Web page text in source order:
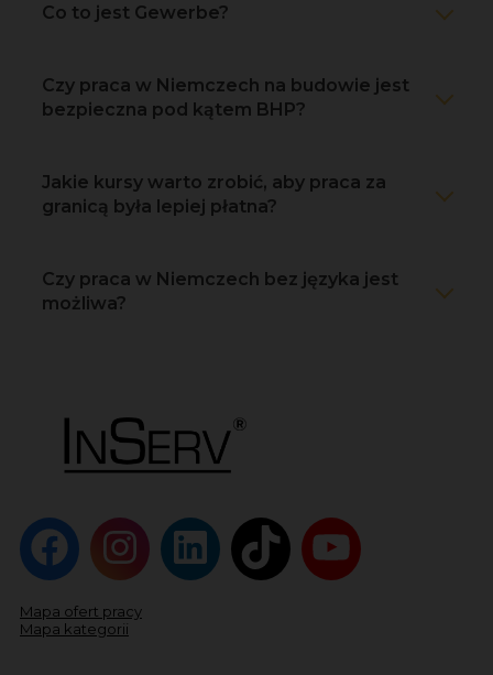
Co to jest Gewerbe?
Czy praca w Niemczech na budowie jest
bezpieczna pod kątem BHP?
Jakie kursy warto zrobić, aby praca za
granicą była lepiej płatna?
Czy praca w Niemczech bez języka jest
możliwa?
Mapa ofert pracy
Mapa kategorii